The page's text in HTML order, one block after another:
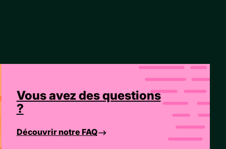
Vous avez des questions
?
Découvrir notre FAQ